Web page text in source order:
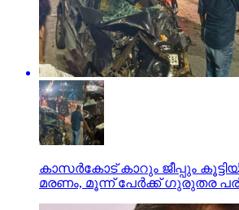
കാസര്‍കോട് കാറും ജീപ്പും
മരണം, മൂന്ന് പേര്‍ക്ക് ഗുരുതര